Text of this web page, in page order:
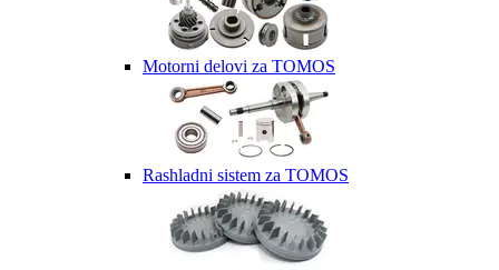
Motorni delovi za TOMOS
Rashladni sistem za TOMOS